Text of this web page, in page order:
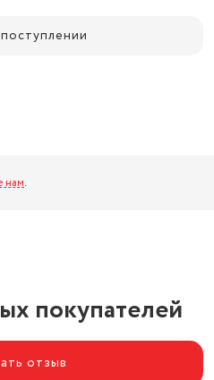
нам.
покупателей
отзыв